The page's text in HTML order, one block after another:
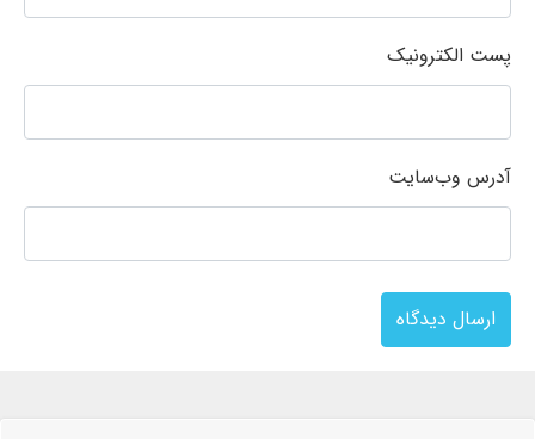
پست الکترونیک
آدرس وب‌سایت
ارسال دیدگاه